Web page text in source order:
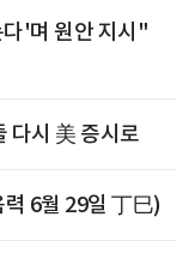
'며 원안 지시"
시 美 증시로
6월 29일 丁巳)